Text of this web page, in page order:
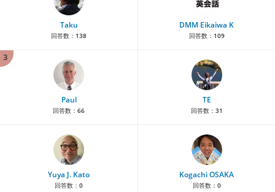
Taku
回答数： 138
DMM Eikaiwa K
回答数： 109
3
Paul
回答数： 66
TE
回答数： 31
Yuya J. Kato
回答数： 0
Kogachi OSAKA
回答数： 0